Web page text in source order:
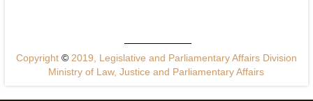
Copyright ©2019, Legislative and Parliamentary Affairs Division
Ministry of Law, Justice and Parliamentary Affairs